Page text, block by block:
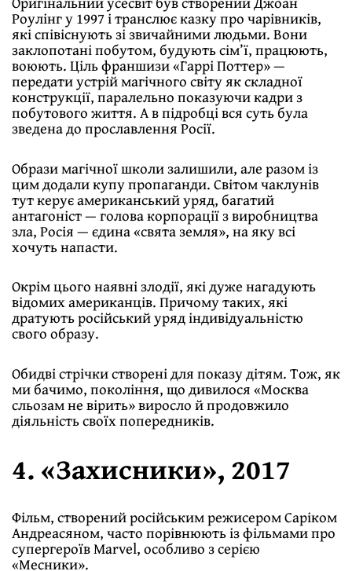
Роулінг у 1997 і транслює казку про чарівників,
які співіснують зі звичайними людьми. Вони
заклопотані побутом, будують сім’ї, працюють,
воюють. Ціль франшизи «Гаррі Поттер» —
передати устрій магічного світу як складної
конструкції, паралельно показуючи кадри з
побутового життя. А в підробці вся суть була
зведена до прославлення Росії.
Образи магічної школи залишили, але разом із
цим додали купу пропаганди. Світом чаклунів
тут керує американський уряд, багатий
антагоніст — голова корпорації з виробництва
зла, Росія — єдина «свята земля», на яку всі
хочуть напасти.
Окрім цього наявні злодії, які дуже нагадують
відомих американців. Причому таких, які
дратують російський уряд індивідуальністю
свого образу.
Обидві стрічки створені для показу дітям. Тож, як
ми бачимо, покоління, що дивилося «Москва
сльозам не вірить» виросло й продовжило
діяльність своїх попередників.
4. «Захисники», 2017
Фільм, створений російським режисером Саріком
Андреасяном, часто порівнюють із фільмами про
супергероїв Marvel, особливо з серією
«Месники».